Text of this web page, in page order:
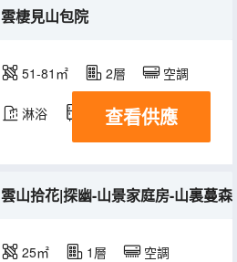
雲棲見山包院
51-81㎡ 2層 空調
淋浴 冰箱查看供應
雲山拾花|探幽-山景家庭房-山裏蔓森
25㎡ 1層 空調